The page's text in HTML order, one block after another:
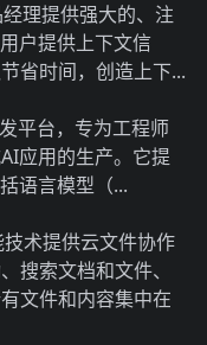
理提供强大的、注
户提供上下文信
省时间，创造上下...
平台，专为工程师
应用的生产。它提
语言模型（...
术提供云文件协作
搜索文档和文件、
文件和内容集中在